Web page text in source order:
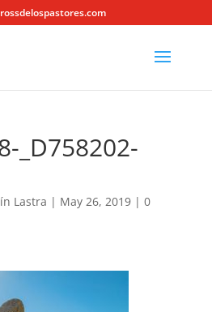
_D758202-
Lastra | May 26, 2019| 0